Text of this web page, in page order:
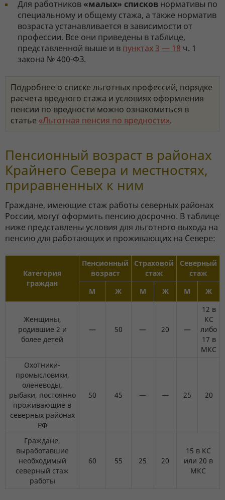
Для работников «малых» списков нормативы по
специальному и общему стажа, а также норматив
возраста устанавливается в зависимости от
профессии. Все они приведены в таблице,
представленной выше и в пунктах 3 — 18 ч. 1
закона № 400-ФЗ.
Подробнее о списке льготных профессий, порядке
расчета вредного стажа и условиях оформления
пенсии по вредности можно ознакомиться в
статье «Льготная пенсия по вредности».
Пенсионный возраст в районах
Крайнего Севера и местностях,
приравненных к ним
Граждане, имеющие стаж работы северных районах
России, могут оформить пенсию досрочно. В таблице
ниже представлены условия для льготного выхода на
пенсию для работающих и проживающих на Севере:
Категория
граждан
Пенсионный
возраст
Страховой
стаж
Северный
стаж
М
Ж М Ж М Ж
Женщины,
родившие 2 и
более детей
— 50 — 20 —
12 в
КС
либо
17 в
МКС
Охотники-
промысловики,
оленеводы,
рыбаки, постоянно
проживающие в
северных районах
РФ
50 45 — — 25 20
Граждане,
выработавшие
необходимый
северный стаж
работы
60 55 25 20
15 в КС
или 20 в
МКС